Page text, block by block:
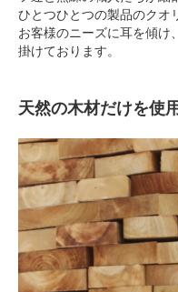
ひとつひとつの製品のクオ
お客様のニーズに耳を傾け
掛けております。
天然の木材だけを使用